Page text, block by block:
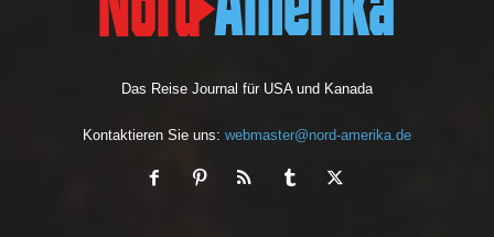
Das Reise Journal für USA und Kanada
Kontaktieren Sie uns: webmaster@nord-amerika.de